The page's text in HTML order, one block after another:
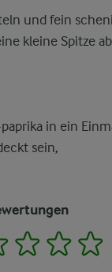
und fein
kleine Spitze
in ein
sein,
2 3 4